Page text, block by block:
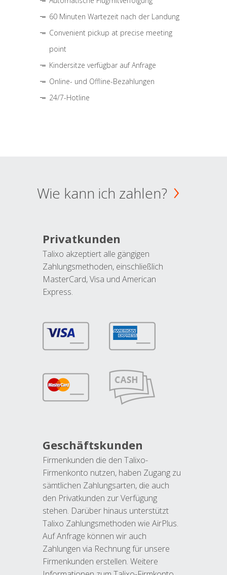
60 Minuten Wartezeit nach der Landung
Convenient pickup at precise meeting
point
Kindersitze verfügbar auf Anfrage
Online- und Offline-Bezahlungen
24/7-Hotline
Wie kann ich zahlen?
Privatkunden
Talixo akzeptiert alle gängigen
Zahlungsmethoden, einschließlich
MasterCard, Visa und American
Express.
Geschäftskunden
Firmenkunden die den Talixo-
Firmenkonto nutzen, haben Zugang zu
sämtlichen Zahlungsarten, die auch
den Privatkunden zur Verfügung
stehen. Darüber hinaus unterstützt
Talixo Zahlungsmethoden wie AirPlus.
Auf Anfrage können wir auch
Zahlungen via Rechnung für unsere
Firmenkunden erstellen. Weitere